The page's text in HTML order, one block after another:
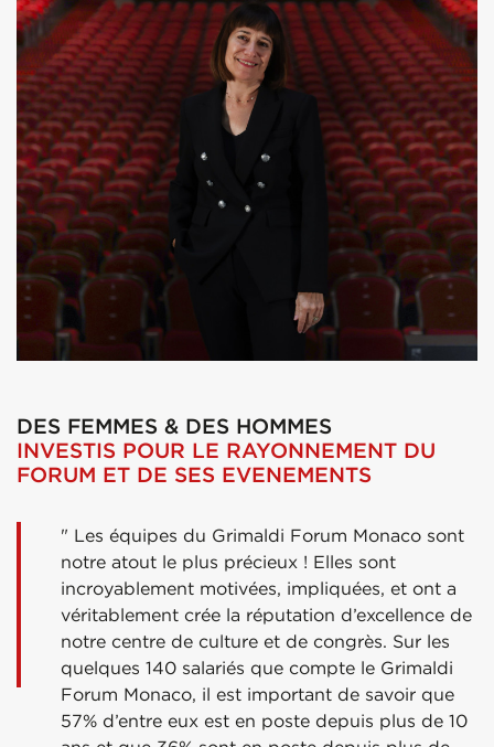
DES FEMMES & DES HOMMES
INVESTIS POUR LE RAYONNEMENT DU
FORUM ET DE SES EVENEMENTS
" Les équipes du Grimaldi Forum Monaco sont
notre atout le plus précieux ! Elles sont
incroyablement motivées, impliquées, et ont a
véritablement crée la réputation d’excellence de
notre centre de culture et de congrès. Sur les
quelques 140 salariés que compte le Grimaldi
Forum Monaco, il est important de savoir que
57% d’entre eux est en poste depuis plus de 10